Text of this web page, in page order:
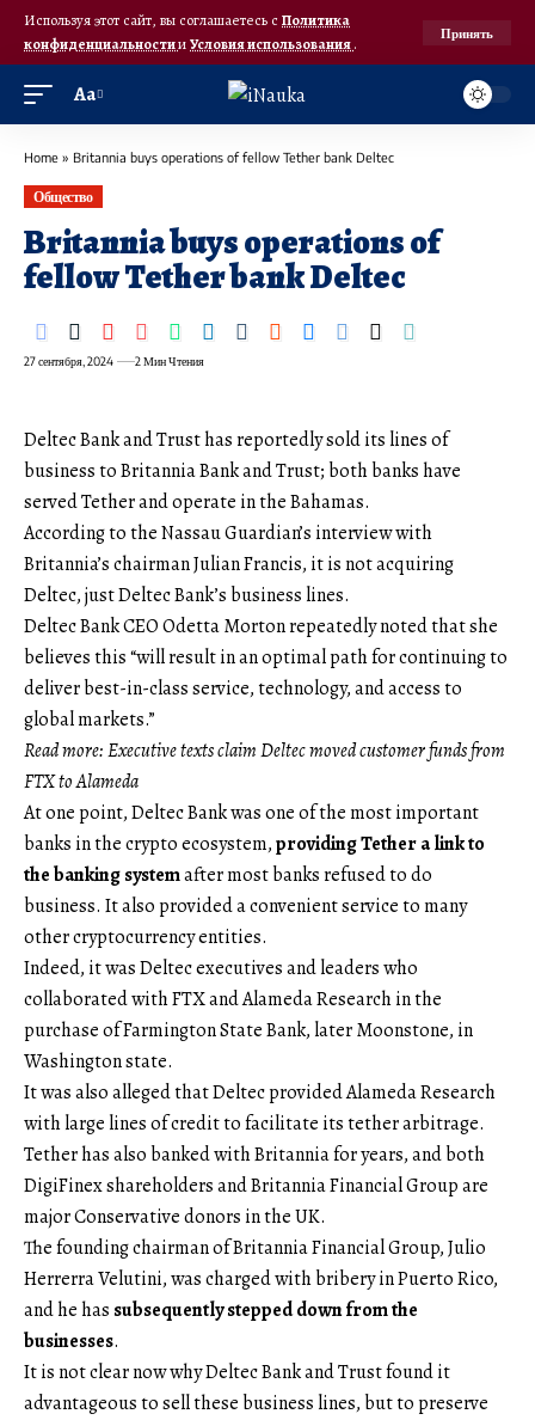
Используя этот сайт, вы соглашаетесь с Политика
конфиденциальностииУсловия использования.
Принять
Аа
Home » Britannia buys operations of fellow Tether bank Deltec
Общество
Britannia buys operations of
fellow Tether bank Deltec
27 сентября, 2024 2 Мин Чтения
Deltec Bank and Trust has reportedly sold its lines of
business to Britannia Bank and Trust; both banks have
served Tether and operate in the Bahamas.
According to the Nassau Guardian’s interview with
Britannia’s chairman Julian Francis, it is not acquiring
Deltec, just Deltec Bank’s business lines.
Deltec Bank CEO Odetta Morton repeatedly noted that she
believes this “will result in an optimal path for continuing to
deliver best-in-class service, technology, and access to
global markets.”
Read more: Executive texts claim Deltec moved customer funds from
FTX to Alameda
At one point, Deltec Bank was one of the most important
banks in the crypto ecosystem,providing Tether a link to
the banking systemafter most banks refused to do
business. It also provided a convenient service to many
other cryptocurrency entities.
Indeed, it was Deltec executives and leaders who
collaborated with FTX and Alameda Research in the
purchase of Farmington State Bank, later Moonstone, in
Washington state.
It was also alleged that Deltec provided Alameda Research
with large lines of credit to facilitate its tether arbitrage.
Tether has also banked with Britannia for years, and both
DigiFinex shareholders and Britannia Financial Group are
major Conservative donors in the UK.
The founding chairman of Britannia Financial Group, Julio
Herrerra Velutini, was charged with bribery in Puerto Rico,
and he has subsequently stepped down from the
businesses.
It is not clear now why Deltec Bank and Trust found it
advantageous to sell these business lines, but to preserve